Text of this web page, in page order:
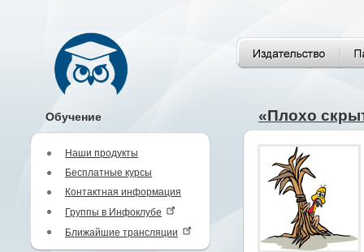
Обучение
Наши продукты
Бесплатные курсы
Контактная информация
Группы в Инфоклубе
Ближайшие трансляции
«Плохо